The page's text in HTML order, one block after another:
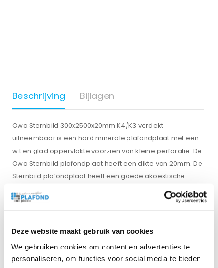
Deze website maakt gebruik van cookies
We gebruiken cookies om content en advertenties te
personaliseren, om functies voor social media te bieden
Beschrijving Bijlagen
Owa Sternbild 300x2500x20mm K4/K3 verdekt
uitneembaar is een hard minerale plafondplaat met een
wit en glad oppervlakte voorzien van kleine perforatie. De
Owa Sternbild plafondplaat heeft een dikte van 20mm. De
Sternbild plafondplaat heeft een goede akoestische
waarden als brandwerende eigenschappen. Sternbild is
een gemakkelijk te monteren systeemplafondplaat. Owa
ruimtes van kantoren, winkels, horeca gelegenheden, en